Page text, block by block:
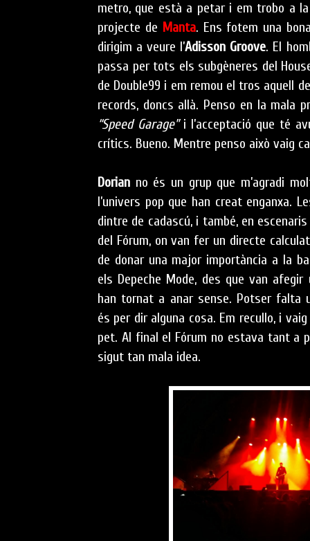
metro, que està a petar i em trobo a
projecte de Manta. Ens fotem una
dirigim a veure l’Adisson Groove. El
passa per tots els subgèneres del
de Double99 i em remou el tros aquell
records, doncs allà. Penso en la mala
“Speed Garage”i l’acceptació que té
crítics. Bueno. Mentre penso això vaig
Dorian no és un grup que m’agradi
l’univers pop que han creat enganxa.
dintre de cadascú, i també, en
del Fórum, on van fer un directe
de donar una major importància a la
els Depeche Mode, des que van
han tornat a anar sense. Potser falta
és per dir alguna cosa. Em recullo, i
pet. Al final el Fórum no estava tant a
sigut tan mala idea.